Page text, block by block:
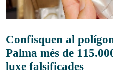
Confisquen al
Palma més de
luxe falsificades